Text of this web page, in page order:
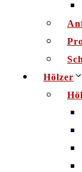
Hölzer